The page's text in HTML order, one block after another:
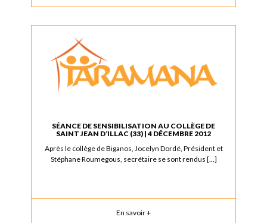
SÉANCE DE SENSIBILISATION AU COLLÈGE DE
SAINT JEAN D’ILLAC (33) | 4 DÉCEMBRE 2012
Après le collège de Biganos, Jocelyn Dordé, Président et
Stéphane Roumegous, secrétaire se sont rendus […]
En savoir +